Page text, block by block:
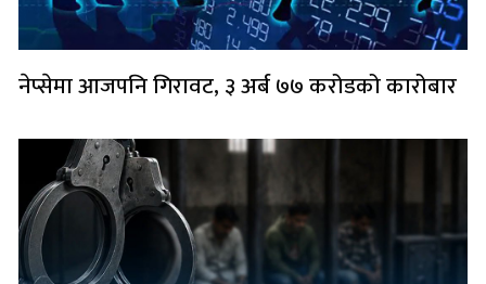
नेप्सेमा आजपनि गिरावट, ३ अर्ब ७७ करोडको कारोबार